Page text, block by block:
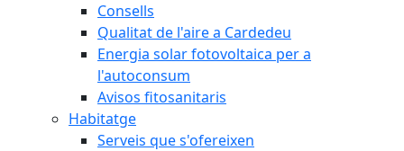
Consells
Qualitat de l'aire a Cardedeu
Energia solar fotovoltaica per a
l'autoconsum
Avisos fitosanitaris
Habitatge
Serveis que s'ofereixen